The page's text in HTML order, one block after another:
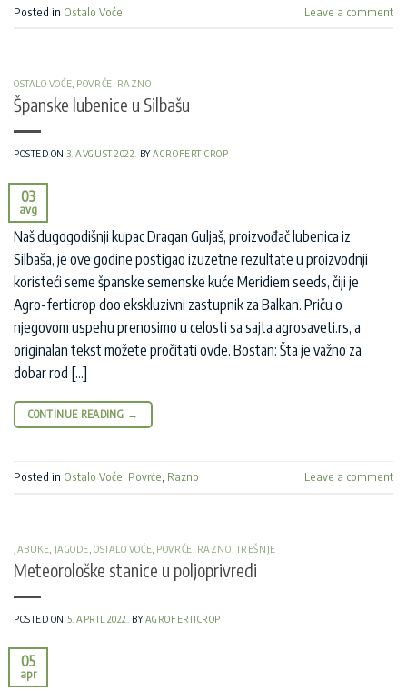
Posted in Ostalo Voće Leave a comment
OSTALO VOĆE POVRĆE RAZNO
Španske lubenice u Silbašu
POSTED ON 3. AVGUST 2022. BYAGROFERTICROP
03
avg
Naš dugogodišnji kupac Dragan Guljaš, proizvođač lubenica iz
Silbaša, je ove godine postigao izuzetne rezultate u proizvodnji
koristeći seme španske semenske kuće Meridiem seeds, čiji je
Agro-ferticrop doo ekskluzivni zastupnik za Balkan. Priču o
njegovom uspehu prenosimo u celosti sa sajta agrosaveti.rs, a
originalan tekst možete pročitati ovde. Bostan: Šta je važno za
dobar rod […]
CONTINUE READING →
Posted in Ostalo Voće, Povrće, Razno Leave a comment
JABUKE JAGODE OSTALO VOĆE POVRĆE RAZNO ,TREŠNJE
Meteorološke stanice u poljoprivredi
POSTED ON 5. APRIL 2022. BY AGROFERTICROP
05
apr